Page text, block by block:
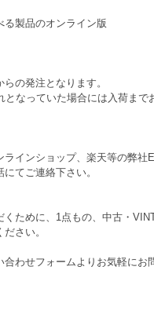
る製品のオンライン版
の発注となります。
なっていた場合には入荷まで
インショップ、楽天等の弊社
てご連絡下さい。
ために、1点もの、中古・
さい。
わせフォームよりお気軽にお